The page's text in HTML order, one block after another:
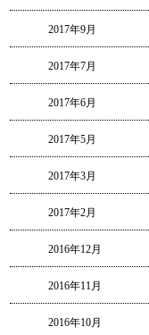
2017年9月
2017年7月
2017年6月
2017年5月
2017年3月
2017年2月
2016年12月
2016年11月
2016年10月